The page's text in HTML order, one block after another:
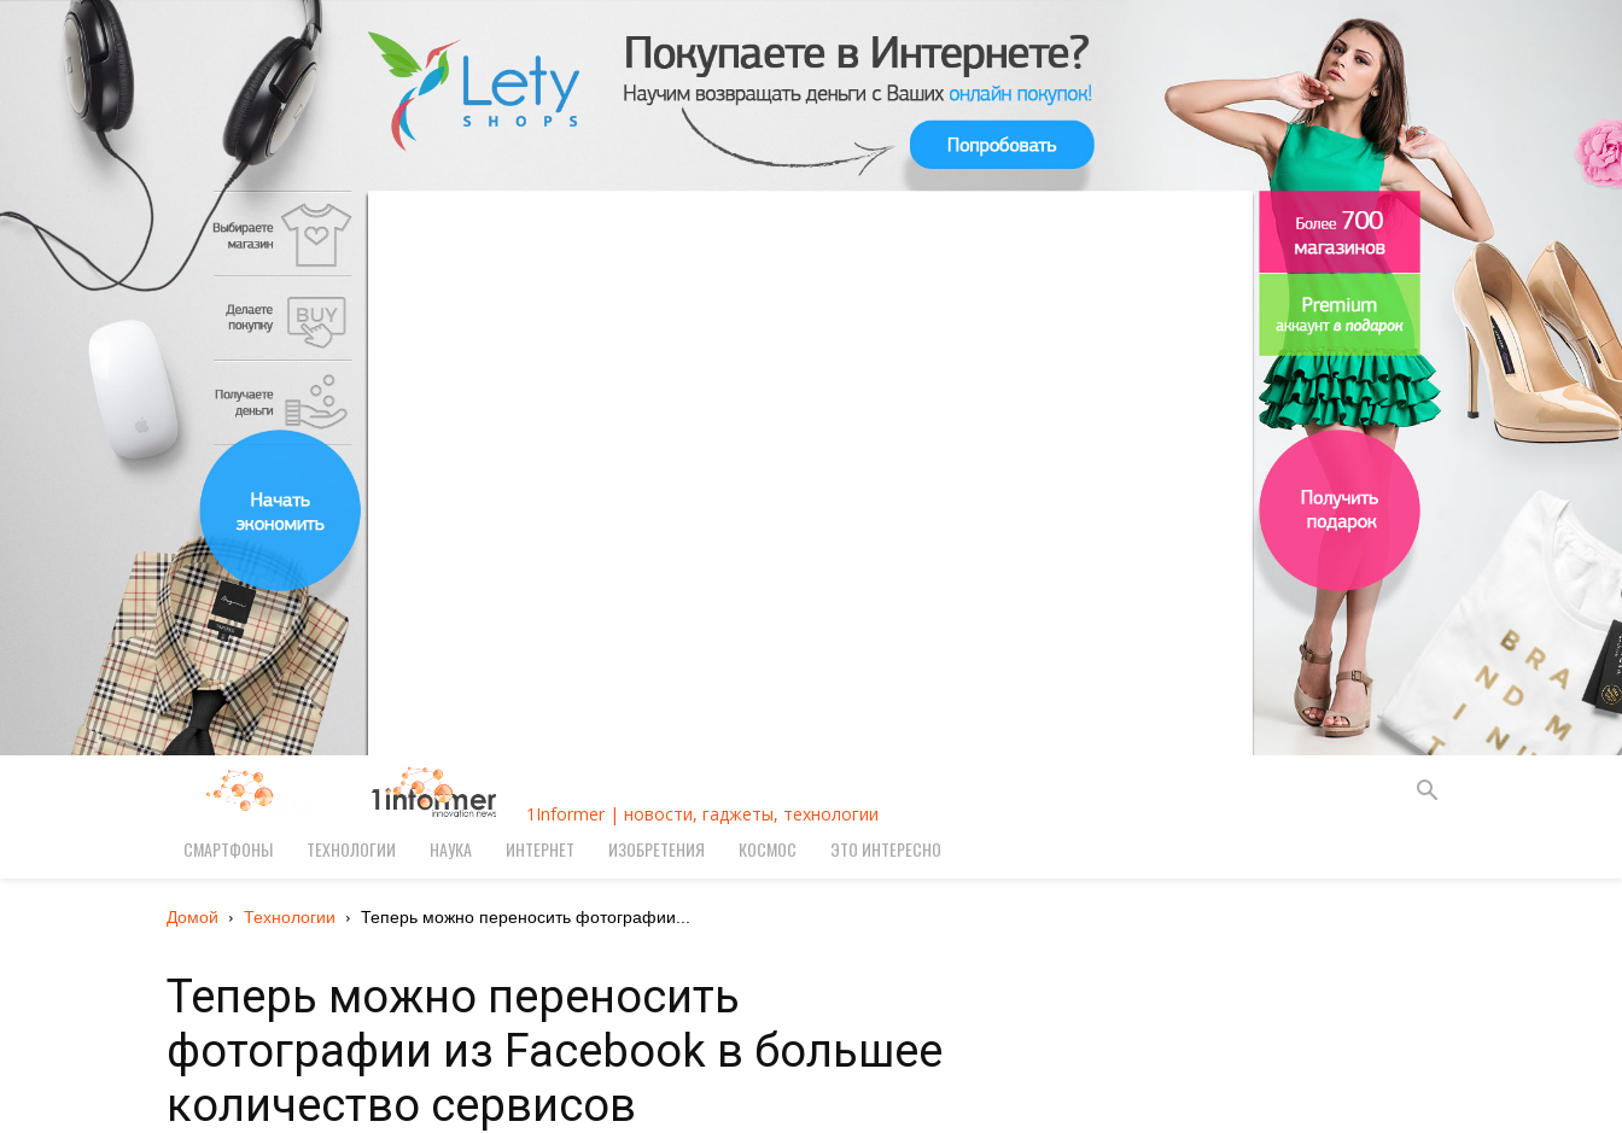
1Informer | новости, гаджеты, технологии
СМАРТФОНЫ ТЕХНОЛОГИИ НАУКА ИНТЕРНЕТ ИЗОБРЕТЕНИЯ КОСМОС ЭТО ИНТЕРЕСНО
Домой Технологии Теперь можно переносить фотографии...
Теперь можно переносить
фотографии из Facebook в большее
количество сервисов